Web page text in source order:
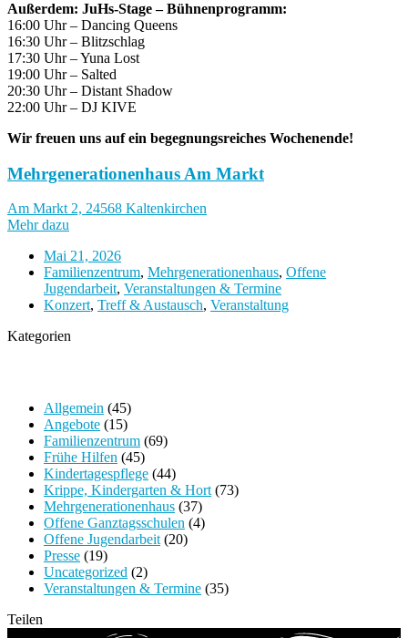
Außerdem: JuHs-Stage – Bühnenprogramm:
16:00 Uhr – Dancing Queens
16:30 Uhr – Blitzschlag
17:30 Uhr – Yuna Lost
19:00 Uhr – Salted
20:30 Uhr – Distant Shadow
22:00 Uhr – DJ KIVE
Wir freuen uns auf ein begegnungsreiches Wochenende!
Mehrgenerationenhaus Am Markt
Am Markt 2, 24568 Kaltenkirchen
Mehr dazu
Mai 21, 2026
Familienzentrum, Mehrgenerationenhaus, Offene
Jugendarbeit, Veranstaltungen & Termine
Konzert, Treff & Austausch, Veranstaltung
Kategorien
Allgemein (45)
Angebote (15)
Familienzentrum (69)
Frühe Hilfen (45)
Kindertagespflege (44)
Krippe, Kindergarten & Hort (73)
Mehrgenerationenhaus (37)
Offene Ganztagsschulen (4)
Offene Jugendarbeit (20)
Presse (19)
Uncategorized (2)
Veranstaltungen & Termine (35)
Teilen